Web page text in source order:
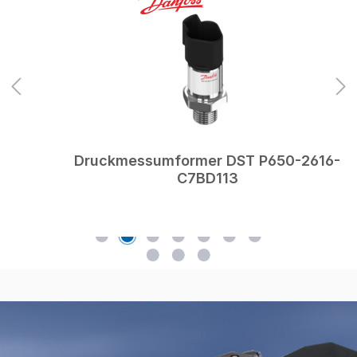
Druckmessumformer DST P650-2616-
C7BD113